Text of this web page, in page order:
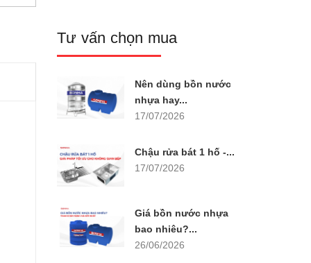
Tư vấn chọn mua
Nên dùng bồn nước
nhựa hay...
17/07/2026
Chậu rửa bát 1 hố -...
17/07/2026
Giá bồn nước nhựa
bao nhiêu?...
26/06/2026